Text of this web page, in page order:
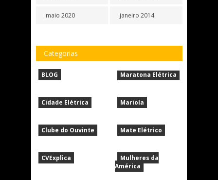
maio 2020 janeiro 2014
Categorias
BLOG
Cidade Elétrica
Clube do Ouvinte
CVExplica
Maratona Elétrica
Mariola
Mate Elétrico
Mulheres da
América